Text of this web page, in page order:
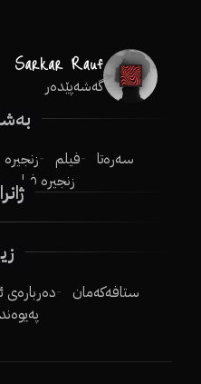
گەشەپێدەر
سەرەتا فیلم زنجیرە
زنجیرە فیلم
ستافەکەمان دەربارەی